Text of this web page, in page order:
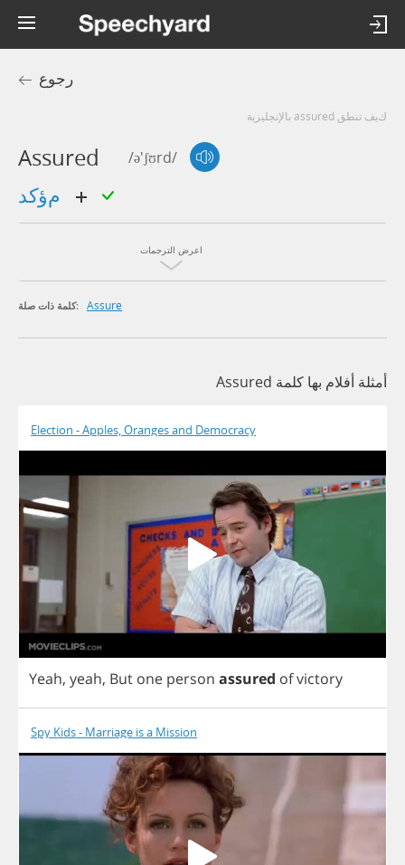
رجوع
كيف تنطق assured بالإنجليزية
Assured /ə'ʃʊrd/
اعرض الترجمات
كلمة ذات صلة: Assure
أمثلة أفلام بها كلمة Assured
Election - Apples, Oranges and Democracy
Yeah, yeah, But one person assured ofvictory
Spy Kids - Marriage is a Mission